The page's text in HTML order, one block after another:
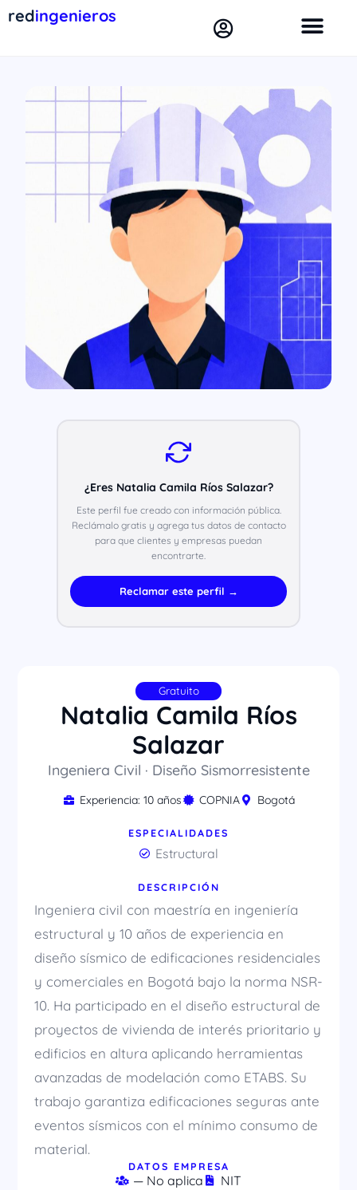
redingenieros
¿Eres Natalia Camila Ríos Salazar?
Este perfil fue creado con información pública.
Reclámalo gratis y agrega tus datos de contacto
para que clientes y empresas puedan
encontrarte.
Reclamar este perfil →
Gratuito
Natalia Camila Ríos
Salazar
Ingeniera Civil · Diseño Sismorresistente
Experiencia: 10 años COPNIA Bogotá
ESPECIALIDADES
Estructural
DESCRIPCIÓN
Ingeniera civil con maestría en ingeniería
estructural y 10 años de experiencia en
diseño sísmico de edificaciones residenciales
y comerciales en Bogotá bajo la norma NSR-
10. Ha participado en el diseño estructural de
proyectos de vivienda de interés prioritario y
edificios en altura aplicando herramientas
avanzadas de modelación como ETABS. Su
trabajo garantiza edificaciones seguras ante
eventos sísmicos con el mínimo consumo de
material.
DATOS EMPRESA
— No aplica NIT